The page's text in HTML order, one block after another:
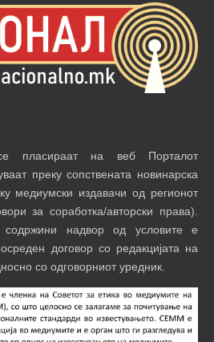
пласираат на веб Порталот
преку сопствената новинарска
медиумски издавачи од регионот
за соработка/авторски права).
содржини надвор од условите е
договор со редакцијата на
со одговорниот уредник.